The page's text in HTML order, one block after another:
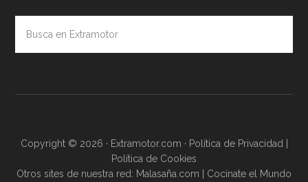
Extramotor
Copyright © 2026 · Extramotor.com · Política de Privacidad
Política de Cookies
Otros sites de nuestra red: Malasaña.com Cocínate el Mundo